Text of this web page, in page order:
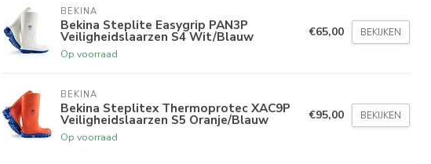
BEKINA
Bekina Steplite Easygrip PAN3P
Veiligheidslaarzen S4 Wit/Blauw
Op voorraad
€65,00 BEKIJKEN
BEKINA
Bekina Steplitex Thermoprotec XAC9P
Veiligheidslaarzen S5 Oranje/Blauw
Op voorraad
€95,00 BEKIJKEN